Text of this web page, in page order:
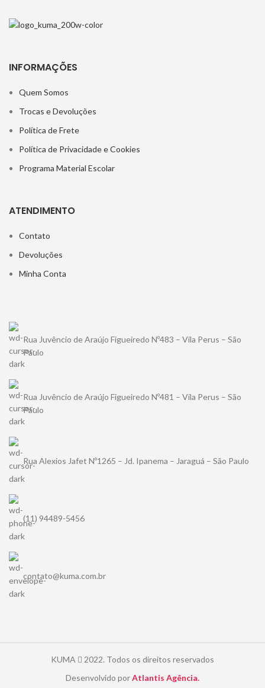
INFORMAÇÕES
Quem Somos
Trocas e Devoluções
Política de Frete
Política de Privacidade e Cookies
Programa Material Escolar
ATENDIMENTO
Contato
Devoluções
Minha Conta
Rua Juvêncio de Araújo Figueiredo Nº483 – Vila Perus – São
Paulo
Rua Juvêncio de Araújo Figueiredo Nº481 – Vila Perus – São
Paulo
Rua Alexios Jafet Nº1265 – Jd. Ipanema – Jaraguá – São Paulo
(11) 94489-5456
contato@kuma.com.br
KUMA
2022. Todos os direitos reservados
Desenvolvido porAtlantis Agência.